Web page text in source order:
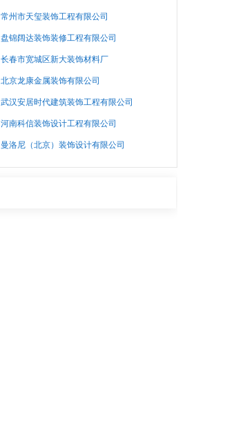
常州市天玺装饰工程有限公司
盘锦阔达装饰装修工程有限公司
长春市宽城区新大装饰材料厂
北京龙康金属装饰有限公司
武汉安居时代建筑装饰工程有限公司
河南科信装饰设计工程有限公司
曼洛尼（北京）装饰设计有限公司